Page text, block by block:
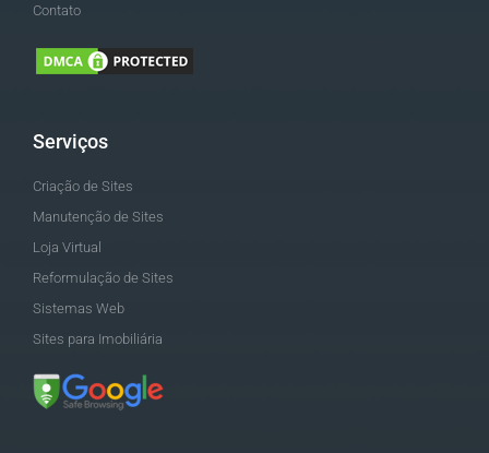
Contato
Serviços
Criação de Sites
Manutenção de Sites
Loja Virtual
Reformulação de Sites
Sistemas Web
Sites para Imobiliária